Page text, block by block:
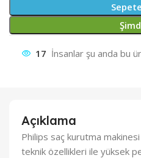
17 İnsanlar şu anda bu
Açıklama
Philips saç kurutma
teknik özellikleri ile yüksek